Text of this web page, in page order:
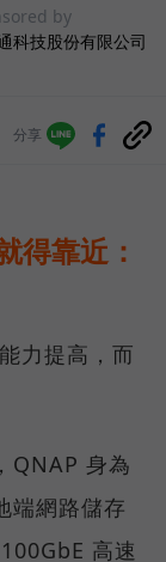
by
科技股份有限公司
分享
得靠近：
力提高，而
QNAP 身為
端網路儲存
高速